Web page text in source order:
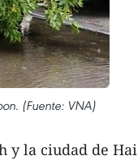
(Fuente: VNA)
y la ciudad de Hai